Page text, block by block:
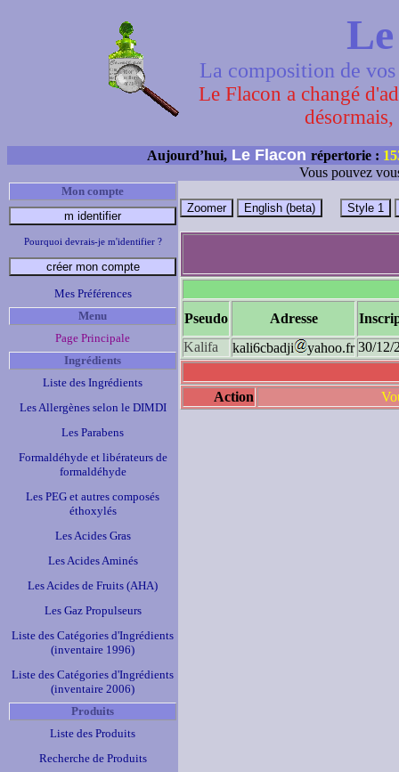
La composition de
Le Flacon a changé
Aujourd’hui, Le Flacon répertorie :
Vous pouvez
Mon compte
Pourquoi devrais-je m'identifier ?
Mes Préférences
Menu
Page Principale
Ingrédients
Liste des Ingrédients
Les Allergènes selon le DIMDI
Les Parabens
Formaldéhyde et libérateurs de
formaldéhyde
Les PEG et autres composés
éthoxylés
Les Acides Gras
Les Acides Aminés
Les Acides de Fruits (AHA)
Les Gaz Propulseurs
Liste des Catégories d'Ingrédients
(inventaire 1996)
Liste des Catégories d'Ingrédients
(inventaire 2006)
Produits
Liste des Produits
Recherche de Produits
Pseudo Adresse
Kalifa
kali6cbadji yahoo.fr 30/12/
Action